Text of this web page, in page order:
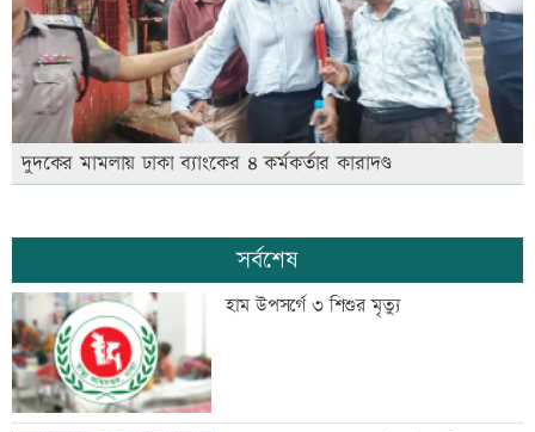
দুদকের মামলায় ঢাকা ব্যাংকের ৪ কর্মকর্তার কারাদণ্ড
সর্বশেষ
হাম উপসর্গে ৩ শিশুর মৃত্যু